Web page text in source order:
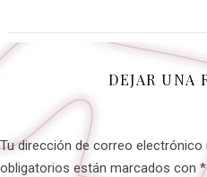
DEJAR UNA
Tu dirección de correo electrónico
obligatorios están marcados con *